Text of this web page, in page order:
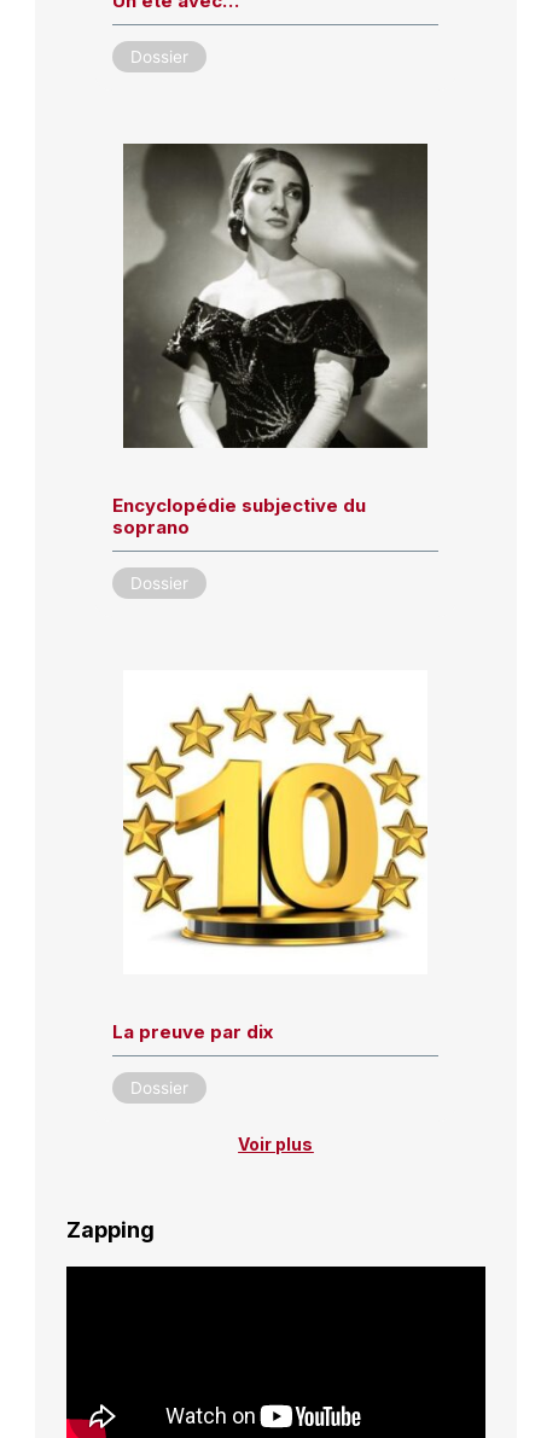
Dossier
Encyclopédie subjective du
soprano
Dossier
La preuve par dix
Dossier
Voir plus
Zapping